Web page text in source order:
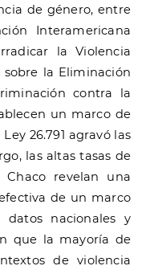
de género, entre
Interamericana
la Violencia
la Eliminación
contra la
un marco de
26.791 agravó las
las altas tasas de
revelan una
de un marco
nacionales y
que la mayoría de
de violencia